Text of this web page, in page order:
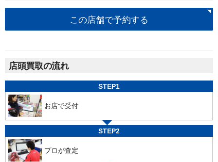
この店舗で予約する
店頭買取の流れ
STEP1
お店で受付
STEP2
プロが査定